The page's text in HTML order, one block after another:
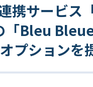
携サービス
「Bleu
プションを